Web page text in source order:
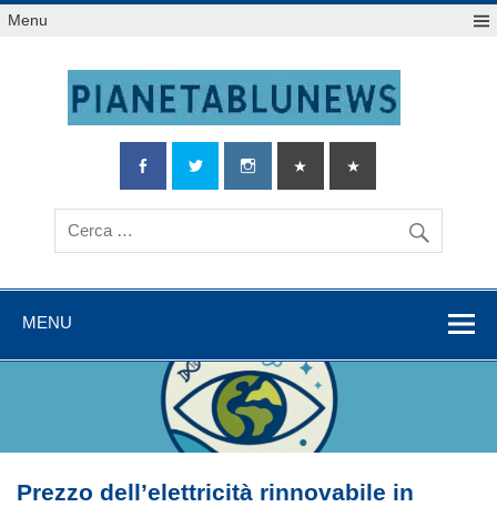
Salta
alMenu
MENU
Prezzo dell’elettricità rinnovabile in